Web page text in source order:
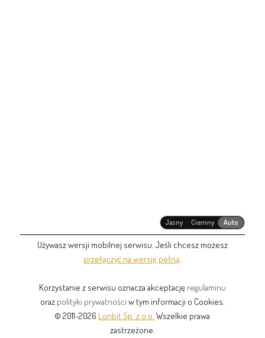
Jasny Ciemny Auto
Używasz wersji mobilnej serwisu. Jeśli chcesz możesz
przełączyć na wersję pełną
Korzystanie z serwisu oznacza akceptację regulaminu
oraz polityki prywatności w tym informacji o Cookies.
© 2011-2026 Lonbit Sp. z o.o. Wszelkie prawa
zastrzeżone.